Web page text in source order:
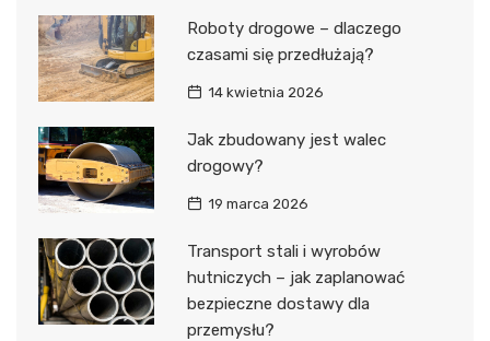
Roboty drogowe – dlaczego
czasami się przedłużają?
14 kwietnia 2026
Jak zbudowany jest walec
drogowy?
19 marca 2026
Transport stali i wyrobów
hutniczych – jak zaplanować
bezpieczne dostawy dla
przemysłu?